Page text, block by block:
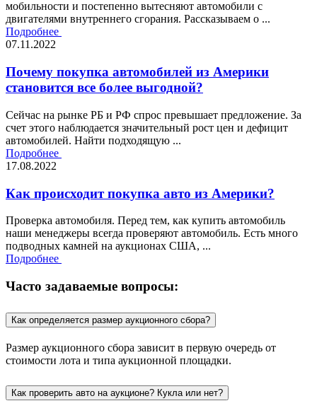
мобильности и постепенно вытесняют автомобили с
двигателями внутреннего сгорания. Рассказываем о ...
Подробнее
07.11.2022
Почему покупка автомобилей из Америки
становится все более выгодной?
Сейчас на рынке РБ и РФ спрос превышает предложение. За
счет этого наблюдается значительный рост цен и дефицит
автомобилей. Найти подходящую ...
Подробнее
17.08.2022
Как происходит покупка авто из Америки?
Проверка автомобиля. Перед тем, как купить автомобиль
наши менеджеры всегда проверяют автомобиль. Есть много
подводных камней на аукционах США, ...
Подробнее
Часто задаваемые вопросы:
Как определяется размер аукционного сбора?
Размер аукционного сбора зависит в первую очередь от
стоимости лота и типа аукционной площадки.
Как проверить авто на аукционе? Кукла или нет?